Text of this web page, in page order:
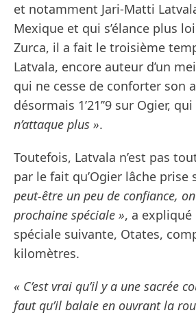
et notamment Jari-Matti
Mexique et qui s’élance plus
Zurca, il a fait le troisième
Latvala, encore auteur d’un
qui ne cesse de conforter son
désormais 1’21’’9 sur Ogier,
n’attaque plus ».
Toutefois, Latvala n’est pas
par le fait qu’Ogier lâche prise
peut-être un peu de confiance,
prochaine spéciale », a expliqué
spéciale suivante, Otates,
kilomètres.
« C’est vrai qu’il y a une sacrée
faut qu’il balaie en ouvrant la